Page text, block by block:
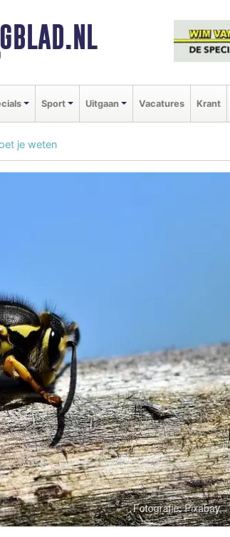
Sport Uitgaan Vacatures Krant
je weten